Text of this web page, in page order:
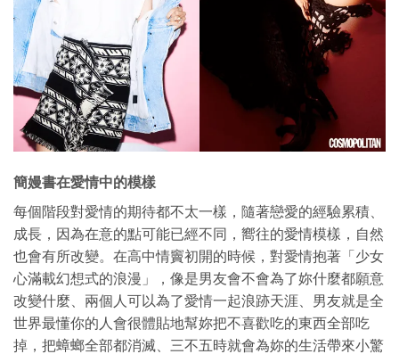
簡嫚書在愛情中的模樣
每個階段對愛情的期待都不太一樣，隨著戀愛的經驗累積、
成長，因為在意的點可能已經不同，嚮往的愛情模樣，自然
也會有所改變。在高中情竇初開的時候，對愛情抱著「少女
心滿載幻想式的浪漫」，像是男友會不會為了妳什麼都願意
改變什麼、兩個人可以為了愛情一起浪跡天涯、男友就是全
世界最懂你的人會很體貼地幫妳把不喜歡吃的東西全部吃
掉，把蟑螂全部都消滅、三不五時就會為妳的生活帶來小驚